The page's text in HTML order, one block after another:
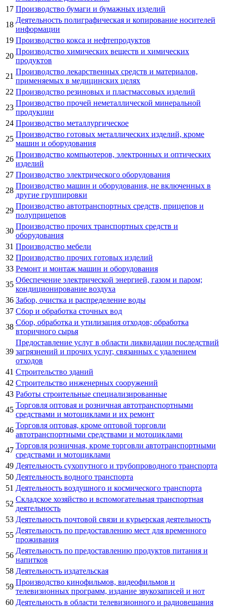
17 Производство бумаги и бумажных изделий
18
Деятельность полиграфическая и копирование носителей
информации
19 Производство кокса и нефтепродуктов
20
Производство химических веществ и химических
продуктов
21
Производство лекарственных средств и материалов,
применяемых в медицинских целях
22 Производство резиновых и пластмассовых изделий
23
Производство прочей неметаллической минеральной
продукции
24 Производство металлургическое
25
Производство готовых металлических изделий, кроме
машин и оборудования
26
Производство компьютеров, электронных и оптических
изделий
27 Производство электрического оборудования
28
Производство машин и оборудования, не включенных в
другие группировки
29
Производство автотранспортных средств, прицепов и
полуприцепов
30
Производство прочих транспортных средств и
оборудования
31 Производство мебели
32 Производство прочих готовых изделий
33 Ремонт и монтаж машин и оборудования
35
Обеспечение электрической энергией, газом и паром;
кондиционирование воздуха
36 Забор, очистка и распределение воды
37 Сбор и обработка сточных вод
38
Сбор, обработка и утилизация отходов; обработка
вторичного сырья
39
Предоставление услуг в области ликвидации последствий
загрязнений и прочих услуг, связанных с удалением
отходов
41 Строительство зданий
42 Строительство инженерных сооружений
43 Работы строительные специализированные
45
Торговля оптовая и розничная автотранспортными
средствами и мотоциклами и их ремонт
46
Торговля оптовая, кроме оптовой торговли
автотранспортными средствами и мотоциклами
47
Торговля розничная, кроме торговли автотранспортными
средствами и мотоциклами
49 Деятельность сухопутного и трубопроводного транспорта
50 Деятельность водного транспорта
51 Деятельность воздушного и космического транспорта
52
Складское хозяйство и вспомогательная транспортная
деятельность
53 Деятельность почтовой связи и курьерская деятельность
55
Деятельность по предоставлению мест для временного
проживания
56
Деятельность по предоставлению продуктов питания и
напитков
58 Деятельность издательская
59
Производство кинофильмов, видеофильмов и
телевизионных программ, издание звукозаписей и нот
60 Деятельность в области телевизионного и радиовещания